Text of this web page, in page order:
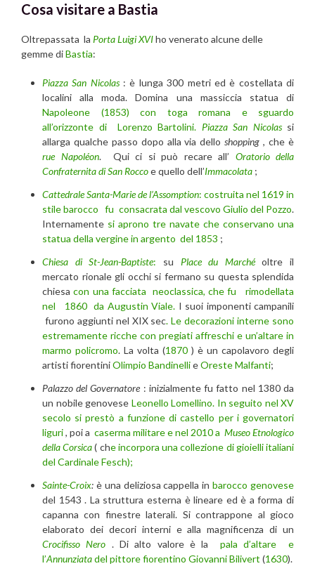
Cosa visitare a Bastia
Oltrepassata la Porta Luigi XVIho venerato alcune delle
gemme diBastia:
Piazza San Nicolas: è lunga 300 metri ed è costellata di
localini alla moda. Domina una massiccia statua di
Napoleone (1853) con toga romana e sguardo
all’orizzonte di Lorenzo Bartolini. Piazza San Nicolassi
allarga qualche passo dopo alla via delloshopping , che è
rue Napoléon. Qui ci si può recare all’ Oratorio della
Confraternita di San Roccoe quello dell’Immacolata ;
Cattedrale Santa-Marie de l’Assomption: costruita nel 1619 in
stile barocco fu consacrata dal vescovo Giulio del Pozzo.
Internamente si aprono tre navate che conservano una
statua della vergine in argento del 1853 ;
Chiesa di St-Jean-Baptiste: su Place du Marchéoltre il
mercato rionale gli occhi si fermano su questa splendida
chiesacon una facciata neoclassica, che fu rimodellata
nel 1860 da Augustin Viale. I suoi imponenti campanili
furono aggiunti nel XIX sec. Le decorazioni interne sono
estremamente ricche con pregiati affreschi e un’altare in
marmo policromo. La volta (1870 ) è un capolavoro degli
artisti fiorentiniOlimpio BandinellieOreste Malfanti;
Palazzo del Governatore : inizialmente fu fatto nel 1380 da
un nobile genovese Leonello Lomellino. In seguito nel XV
secolo si prestò a funzione di castello per i governatori
liguri, poi a caserma militare e nel 2010 a Museo Etnologico
della Corsica( che incorpora una collezione di gioielli italiani
del Cardinale Fesch);
Sainte-Croix: è una deliziosa cappella inbarocco genovese
del 1543 . La struttura esterna è lineare ed è a forma di
capanna con finestre laterali. Si contrappone al gioco
elaborato dei decori interni e alla magnificenza di un
Crocifisso Nero . Di alto valore è lapala d’altare e
l’Annunziatadel pittore fiorentino Giovanni Bilivert (1630).